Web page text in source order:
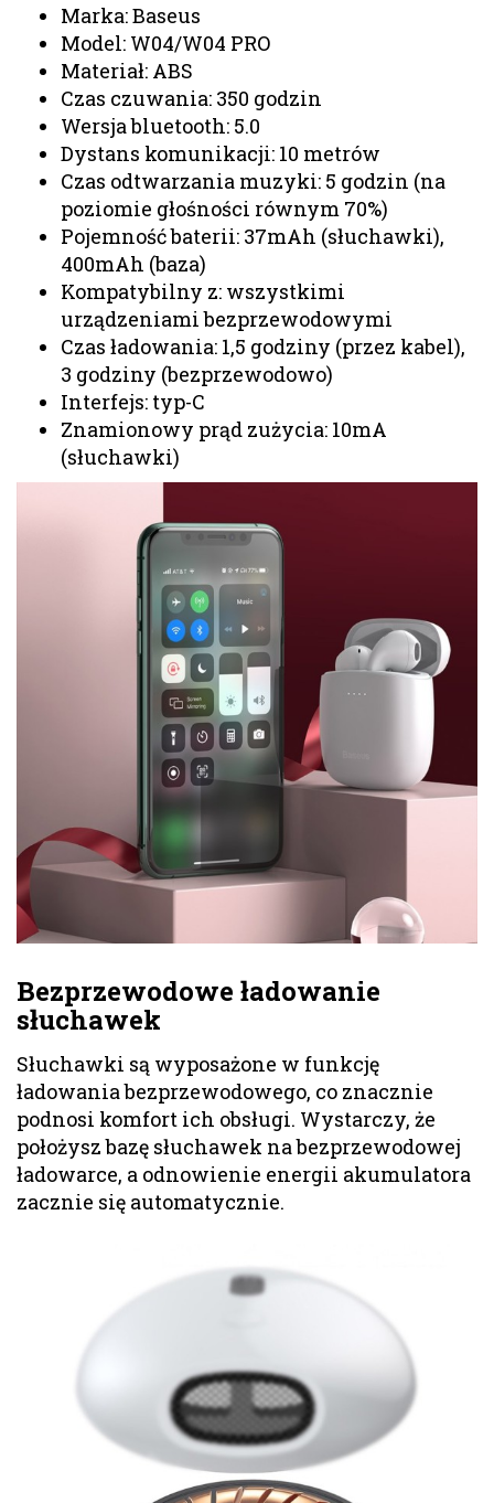
Marka: Baseus
Model: W04/W04 PRO
Materiał: ABS
Czas czuwania: 350 godzin
Wersja bluetooth: 5.0
Dystans komunikacji: 10 metrów
Czas odtwarzania muzyki: 5 godzin (na
poziomie głośności równym 70%)
Pojemność baterii: 37mAh (słuchawki),
400mAh (baza)
Kompatybilny z: wszystkimi
urządzeniami bezprzewodowymi
Czas ładowania: 1,5 godziny (przez kabel),
3 godziny (bezprzewodowo)
Interfejs: typ-C
Znamionowy prąd zużycia: 10mA
(słuchawki)
Bezprzewodowe ładowanie
słuchawek
Słuchawki są wyposażone w funkcję
ładowania bezprzewodowego, co znacznie
podnosi komfort ich obsługi. Wystarczy, że
położysz bazę słuchawek na bezprzewodowej
ładowarce, a odnowienie energii akumulatora
zacznie się automatycznie.